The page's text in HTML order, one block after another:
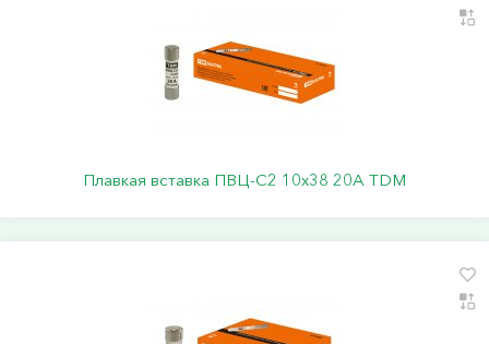
Плавкая вставка ПВЦ-С2 10х38 20А TDM